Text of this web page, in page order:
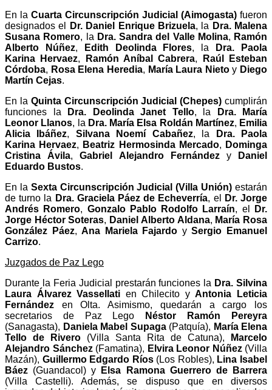
En la Cuarta Circunscripción Judicial (Aimogasta) fueron
designados el
Dr. Daniel Enrique Brizuela, la Dra. Malena
Susana Romero, la Dra. Sandra del Valle Molina, Ramón
Alberto Núñez, Edith Deolinda Flores, la
Dra. Paola
Karina Hervaez, Ramón Aníbal Cabrera,
Raúl Esteban
Córdoba, Rosa Elena Heredia, María Laura Nietoy Diego
Martín Cejas.
En la Quinta Circunscripción Judicial (Chepes) cumplirán
funciones la
Dra. Deolinda Janet Tello, la
Dra. María
Leonor Llanos, la Dra. María Elsa Roldán Martínez, Emilia
Alicia Ibáñez, Silvana Noemí Cabañez, la
Dra. Paola
Karina Hervaez, Beatriz Hermosinda Mercado, Dominga
Cristina Ávila,Gabriel Alejandro Fernándezy
Daniel
Eduardo Bustos.
En la Sexta Circunscripción Judicial (Villa Unión) estarán
de turno la Dra. Graciela Páez de Echeverría, el
Dr. Jorge
Andrés Romero, Gonzalo Pablo Rodolfo Larraín, el
Dr.
Jorge Héctor Soteras, Daniel Alberto Aldana, María Rosa
González Páez,Ana Mariela Fajardo ySergio Emanuel
Carrizo.
Juzgados de Paz Lego
Durante la Feria Judicial prestarán funciones la Dra. Silvina
Laura Álvarez Vassellati en Chilecito yAntonia Leticia
Fernández en Olta. Asimismo, quedarán a cargo los
secretarios de Paz Lego
Néstor Ramón Pereyra
(Sanagasta), Daniela Mabel Supaga(Patquía), María Elena
Tello de Rivero (Villa Santa Rita de Catuna),
Marcelo
Alejandro Sánchez(Famatina), Elvira Leonor Núñez(Villa
Mazán), Guillermo Edgardo Ríos(Los Robles), Lina Isabel
Báez (Guandacol) y
Elsa Ramona Guerrero de Barrera
(Villa Castelli). Además, se dispuso que en diversos